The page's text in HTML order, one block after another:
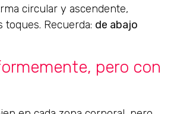
circular y ascendente,
toques. Recuerda: de abajo
pero con